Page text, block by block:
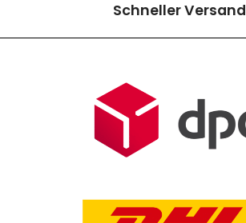
Schneller Versand